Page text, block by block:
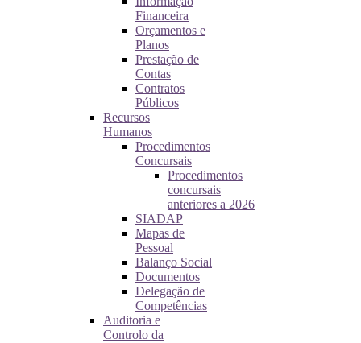
Financeira
Orçamentos e
Planos
Prestação de
Contas
Contratos
Públicos
Recursos
Humanos
Procedimentos
Concursais
Procedimentos
concursais
anteriores a 2026
SIADAP
Mapas de
Pessoal
Balanço Social
Documentos
Delegação de
Competências
Auditoria e
Controlo da